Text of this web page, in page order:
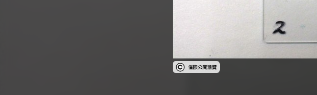
受著作權法保護-僅限於本平台有限度公開瀏覽